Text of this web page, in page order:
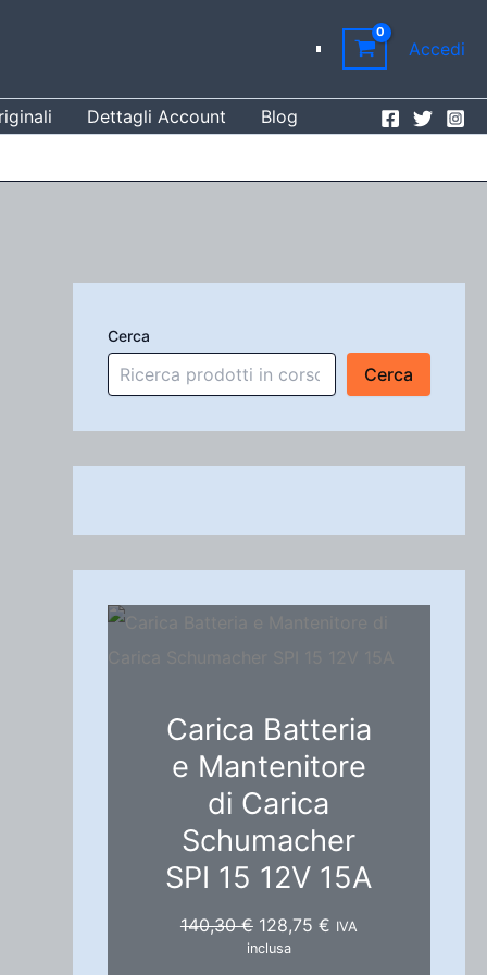
Accedi
Dettagli Account
Blog
Cerca
Cerca
Carica Batteria
e Mantenitore
di Carica
Schumacher
SPI 15 12V 15A
140,30€ I
l
128,75 €I IVA
inclusa